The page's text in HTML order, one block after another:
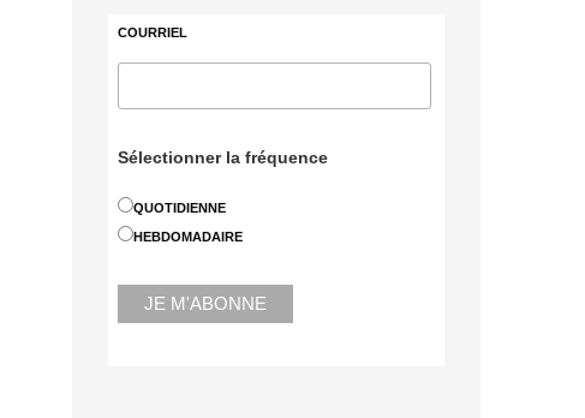
COURRIEL
Sélectionner la fréquence
QUOTIDIENNE
HEBDOMADAIRE